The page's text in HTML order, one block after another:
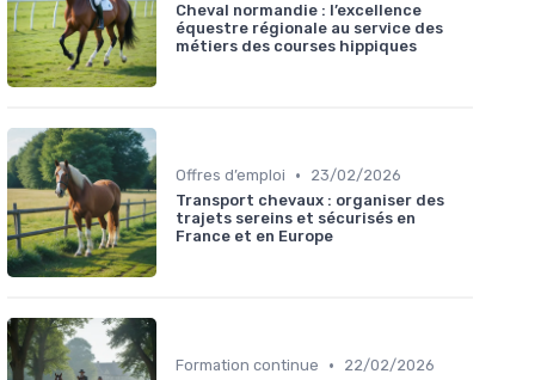
Cheval normandie : l’excellence
équestre régionale au service des
métiers des courses hippiques
Offres d’emploi •
23/02/2026
Transport chevaux : organiser des
trajets sereins et sécurisés en
France et en Europe
Formation continue •
22/02/2026